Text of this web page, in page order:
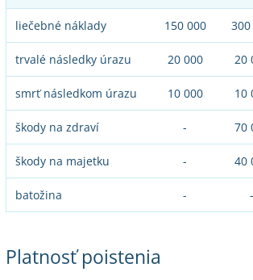
liečebné náklady 150 000
trvalé následky úrazu 20 000 20
smrť následkom úrazu 10 000 10
škody na zdraví - 70
škody na majetku - 40
batožina - -
Platnosť poistenia